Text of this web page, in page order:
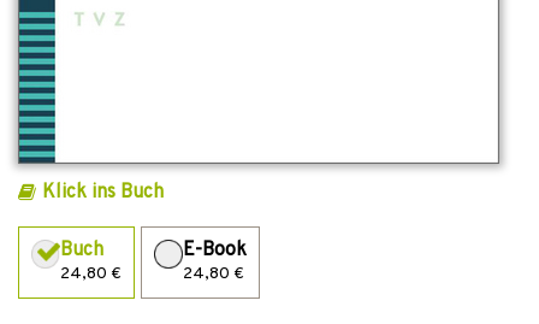
Klick ins Buch
Buch
24,80 €
E-Book
24,80 €